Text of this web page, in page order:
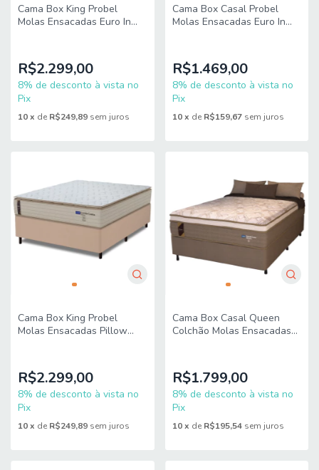
Cama Box King Probel
Molas Ensacadas Euro In
R$2.299,00
8% de desconto à vista no
Pix
10x de R$249,89 sem juros
Cama Box Casal Probel
Molas Ensacadas Euro In
R$1.469,00
8% de desconto à vista no
Pix
10 x de R$159,67 sem juros
Cama Box King Probel
Molas Ensacadas Pillow
Branco/Bege
R$2.299,00
8% de desconto à vista no
Pix
10x de R$249,89 sem juros
Cama Box Casal Queen
Colchão Molas Ensacadas
Marrom/Branco
R$1.799,00
8% de desconto à vista no
Pix
10 x de R$195,54 sem juros